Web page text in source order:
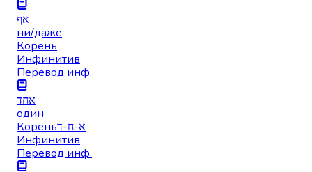
אף
ни/даже
Корень
Инфинитив
Перевод инф.
אחד
один
Кореньא-ח-ד
Инфинитив
Перевод инф.